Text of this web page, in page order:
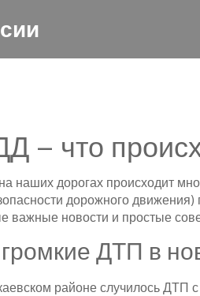
– что
наших дорогах происходит
дорожного
важные новости и простые
ДТП в
районе случилось ДТП